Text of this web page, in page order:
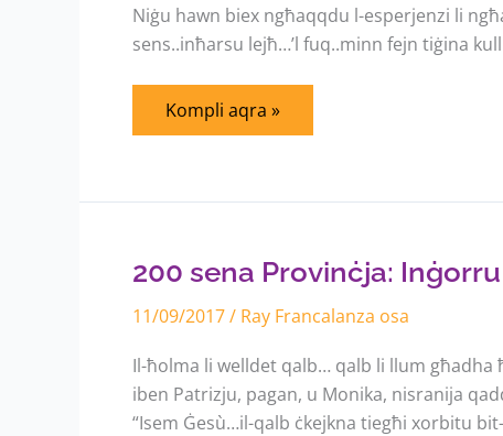
Niġu hawn biex ngħaqqdu l-esperjenzi li
sens..inħarsu lejħ…’l fuq..minn fejn tiġina kull
Kompli aqra »
200 sena Provinċja:
11/09/2017/ Ray Francalanza osa
Il-ħolma li welldet qalb… qalb li llum għadha
iben Patrizju, pagan, u Monika, nisranija
“Isem Ġesù…il-qalb ċkejkna tiegħi xorbitu
200
Inġorru
f’qalbna
u
isbaħ